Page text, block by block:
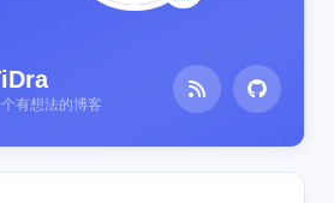
有想法的博客